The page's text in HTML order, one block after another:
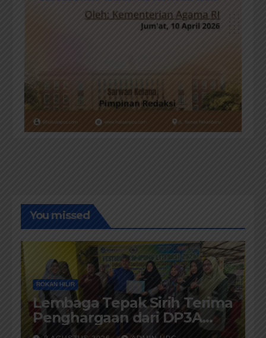
You missed
ROKAN HILIR
Lembaga Tepak Sirih Terima
Penghargaan dari DP3A
Rokan Hilir